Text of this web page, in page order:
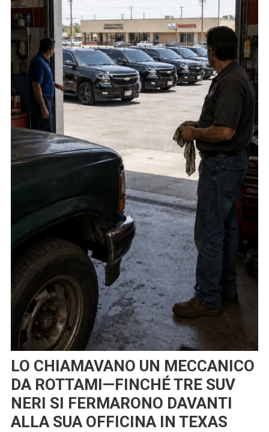
LO CHIAMAVANO UN MECCANICO
DA ROTTAMI—FINCHÉ TRE SUV
NERI SI FERMARONO DAVANTI
ALLA SUA OFFICINA IN TEXAS